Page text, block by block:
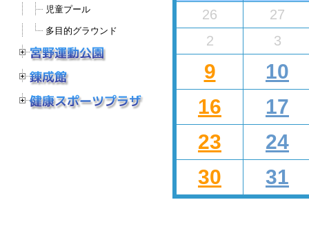
児童プール
多目的グラウンド
26
27
2
3
9
10
16
17
23
24
30
31